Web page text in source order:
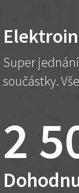
Super
součástky.
2